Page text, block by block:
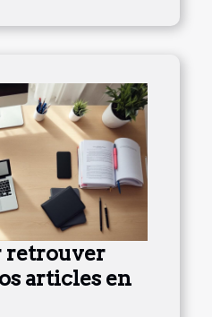
retrouver
articles en